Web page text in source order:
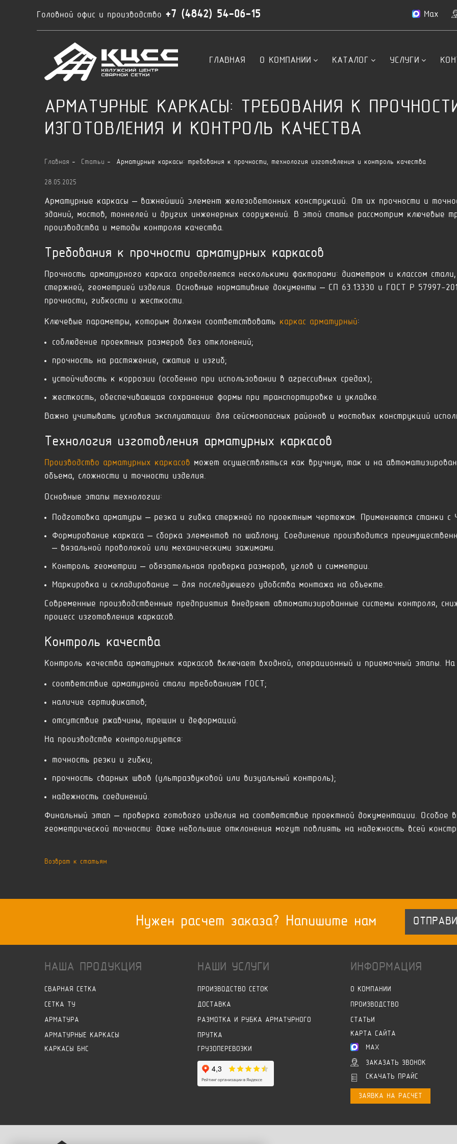
Головной офис и производство +7 (4842) 54-06-15 Max
ГЛАВНАЯ О КОМПАНИИ КАТАЛОГ УСЛУГИ
АРМАТУРНЫЕ КАРКАСЫ: ТРЕБОВАНИЯ К
ИЗГОТОВЛЕНИЯ И КОНТРОЛЬ КАЧЕСТВА
Главная Статьи Арматурные каркасы: требования к прочности, технология изготовления и контроль качества
28.05.2025
Арматурные каркасы – важнейший элемент железобетонных конструкций. От их прочности и
зданий, мостов, тоннелей и других инженерных сооружений. В этой статье рассмотрим ключевые
производства и методы контроля качества.
Требования к прочности арматурных каркасов
Прочность арматурного каркаса определяется несколькими факторами: диаметром и классом
стержней, геометрией изделия. Основные нормативные документы – СП 63.13330 и ГОСТ Р 57997-
прочности, гибкости и жесткости.
Ключевые параметры, которым должен соответствовать каркас арматурный:
соблюдение проектных размеров без отклонений;
прочность на растяжение, сжатие и изгиб;
устойчивость к коррозии (особенно при использовании в агрессивных средах);
жесткость, обеспечивающая сохранение формы при транспортировке и укладке.
Важно учитывать условия эксплуатации: для сейсмоопасных районов и мостовых конструкций
Технология изготовления арматурных каркасов
Производство арматурных каркасов может осуществляться как вручную, так и на
объема, сложности и точности изделия.
Основные этапы технологии:
Подготовка арматуры – резка и гибка стержней по проектным чертежам. Применяются станки с
Формирование каркаса – сборка элементов по шаблону. Соединение производится
– вязальной проволокой или механическими зажимами.
Контроль геометрии – обязательная проверка размеров, углов и симметрии.
Маркировка и складирование – для последующего удобства монтажа на объекте.
Современные производственные предприятия внедряют автоматизированные системы контроля,
процесс изготовления каркасов.
Контроль качества
Контроль качества арматурных каркасов включает входной, операционный и приемочный этапы. На
соответствие арматурной стали требованиям ГОСТ;
наличие сертификатов;
отсутствие ржавчины, трещин и деформаций.
На производстве контролируется:
точность резки и гибки;
прочность сварных швов (ультразвуковой или визуальный контроль);
надежность соединений.
Финальный этап – проверка готового изделия на соответствие проектной документации. Особое
геометрической точности: даже небольшие отклонения могут повлиять на надежность всей
Возврат к статьям
Нужен расчет заказа? Напишите нам
НАША ПРОДУКЦИЯ
СВАРНАЯ СЕТКА
СЕТКА ТУ
АРМАТУРА
АРМАТУРНЫЕ КАРКАСЫ
КАРКАСЫ БНС
НАШИ УСЛУГИ
ПРОИЗВОДСТВО СЕТОК
ДОСТАВКА
РАЗМОТКА И РУБКА АРМАТУРНОГО
ПРУТКА
ГРУЗОПЕРЕВОЗКИ
ИНФОРМАЦИЯ
О КОМПАНИИ
ПРОИЗВОДСТВО
СТАТЬИ
КАРТА САЙТА
MAX
ЗАКАЗАТЬ ЗВОНОК
СКАЧАТЬ ПРАЙС
ЗАЯВКА НА РАСЧЕТ